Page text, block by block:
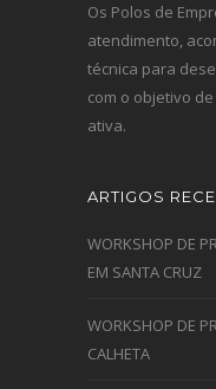
Os Polos de
atendimento,
técnica para
com o objetivo
ativa.
ARTIGOS
WORKSHOP DE
EM SANTA CRUZ
WORKSHOP DE
CALHETA